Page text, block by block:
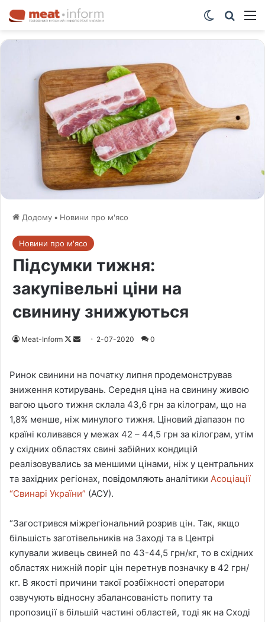
Switch skin
Додому • Новини про м'ясо
Новини про м'ясо
Підсумки тижня:
закупівельні ціни на
свинину знижуються
Meat-Inform
F
o
w
o
n
X
d
a
n
e
m
a
i
l
2-07-2020 0
Ринок свинини на початку липня продемонстрував
зниження котирувань. Середня ціна на свинину живою
вагою цього тижня склала 43,6 грн за кілограм, що на
1,8% менше, ніж минулого тижня. Ціновий діапазон по
країні коливався у межах 42 – 44,5 грн за кілограм, утім
у східних областях свині забійних кондицій
реалізовувались за меншими цінами, ніж у центральних
та західних регіонах, повідомляють аналітики Асоціації
“Свинарі України” (АСУ).
“Загострився міжрегіональний розрив цін. Так, якщо
більшість заготівельників на Заході та в Центрі
купували живець свиней по 43-44,5 грн/кг, то в східних
областях нижній поріг цін перетнув позначку в 42 грн/
кг. В якості причини такої розбіжності оператори
озвучують відносну збалансованість попиту та
пропозиції в більшій частині областей, тоді як на Сході